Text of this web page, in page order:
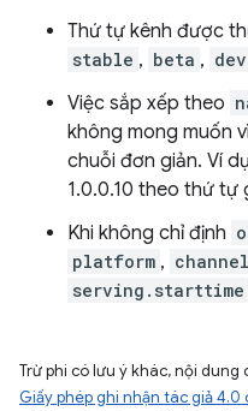
Thứ tự kênh được
stable , beta , dev
Việc sắp xếp theo
không mong muốn
chuỗi đơn giản. Ví
1.0.0.10 theo thứ tự
Khi không chỉ định
platform , channel
serving.starttime
Trừ phi có lưu ý khác, nội
Giấy phép ghi nhận tác giả